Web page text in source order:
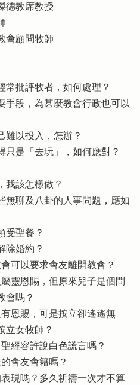
德教席教授
會顧問牧師
常批評牧者，如何處理？
手段，為甚麼教會行政也可以
難以投入，怎辦？
只是「去玩」，如何應對？
我該怎樣做？
無聊及八卦的人事問題，應如
受聖餐？
除婚約？
可以要求會友離開教會？
靈恩賜，但原來兒子是個問
會嗎？
恩賜，可是按立卻遙遙無
立女牧師？
經容許說白色謊言嗎？
會友會籍嗎？
現嗎？多久祈禱一次才不算